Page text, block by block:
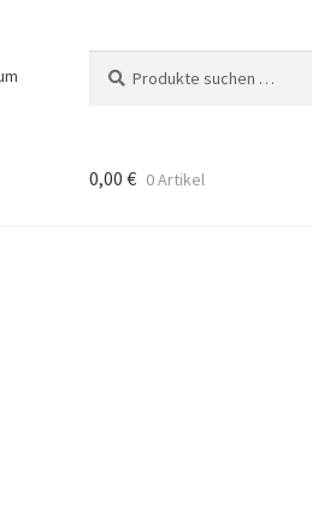
nach:
0,00 € 0 Artikel